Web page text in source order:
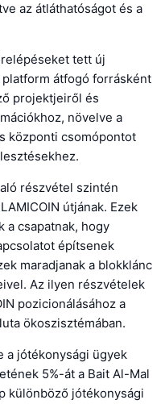
az átláthatóságot és a
tett új
átfogó forrásként
projektjeiről és
növelve a
központi csomópontot
részvétel szintén
útjának. Ezek
a csapatnak, hogy
építsenek
maradjanak a blokklánc
Az ilyen részvételek
pozicionálásához a
ökoszisztémában.
a jótékonysági ügyek
5%-át a Bait Al-Mal
különböző jótékonysági